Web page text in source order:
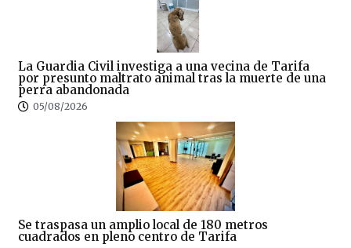
La Guardia Civil investiga a una vecina de Tarifa
por presunto maltrato animal tras la muerte de una
perra abandonada
05/08/2026
Se traspasa un amplio local de 180 metros
cuadrados en pleno centro de Tarifa